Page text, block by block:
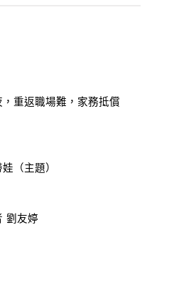
重返職場難，家務抵償
（主題）
劉友婷